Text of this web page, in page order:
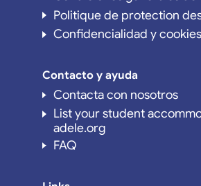
Politique de protection
Confidencialidad y cookies
Contacto y ayuda
Contacta con nosotros
List your student
adele.org
FAQ